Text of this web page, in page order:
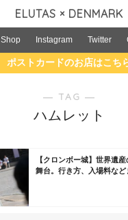
ELUTAS × DENMARK
Shop Instagram Twitter
ポストカードのお店はこち
― TAG ―
ハムレット
【クロンボー城】世界遺
舞台。行き方、入場料など